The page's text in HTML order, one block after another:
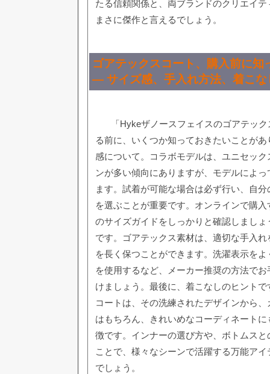
たる信頼関係と、両ブランドのクリエイ
まさに傑作と言えるでしょう。
ゴアテックスコート、購入前に知
— サイズ感、手入れ方法、着こな
「Hykeザノースフェイスのゴアテッ
る前に、いくつか知っておきたいことが
感について。コラボモデルは、ユニセッ
ンが多い傾向にありますが、モデルによ
ます。試着が可能な場合は必ず行い、自
を選ぶことが重要です。オンラインで購
のサイズガイドをしっかりと確認しまし
です。ゴアテックス素材は、適切な手入
を長く保つことができます。洗濯表示を
を使用するなど、メーカー推奨の方法で
けましょう。最後に、着こなしのヒント
コートは、その洗練されたデザインから
はもちろん、きれいめなコーディネート
徴です。インナーの選び方や、ボトムス
ことで、様々なシーンで活躍する万能ア
でしょう。